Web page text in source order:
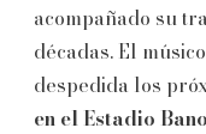
acompañado su
décadas. El
despedida los
en el Estadio